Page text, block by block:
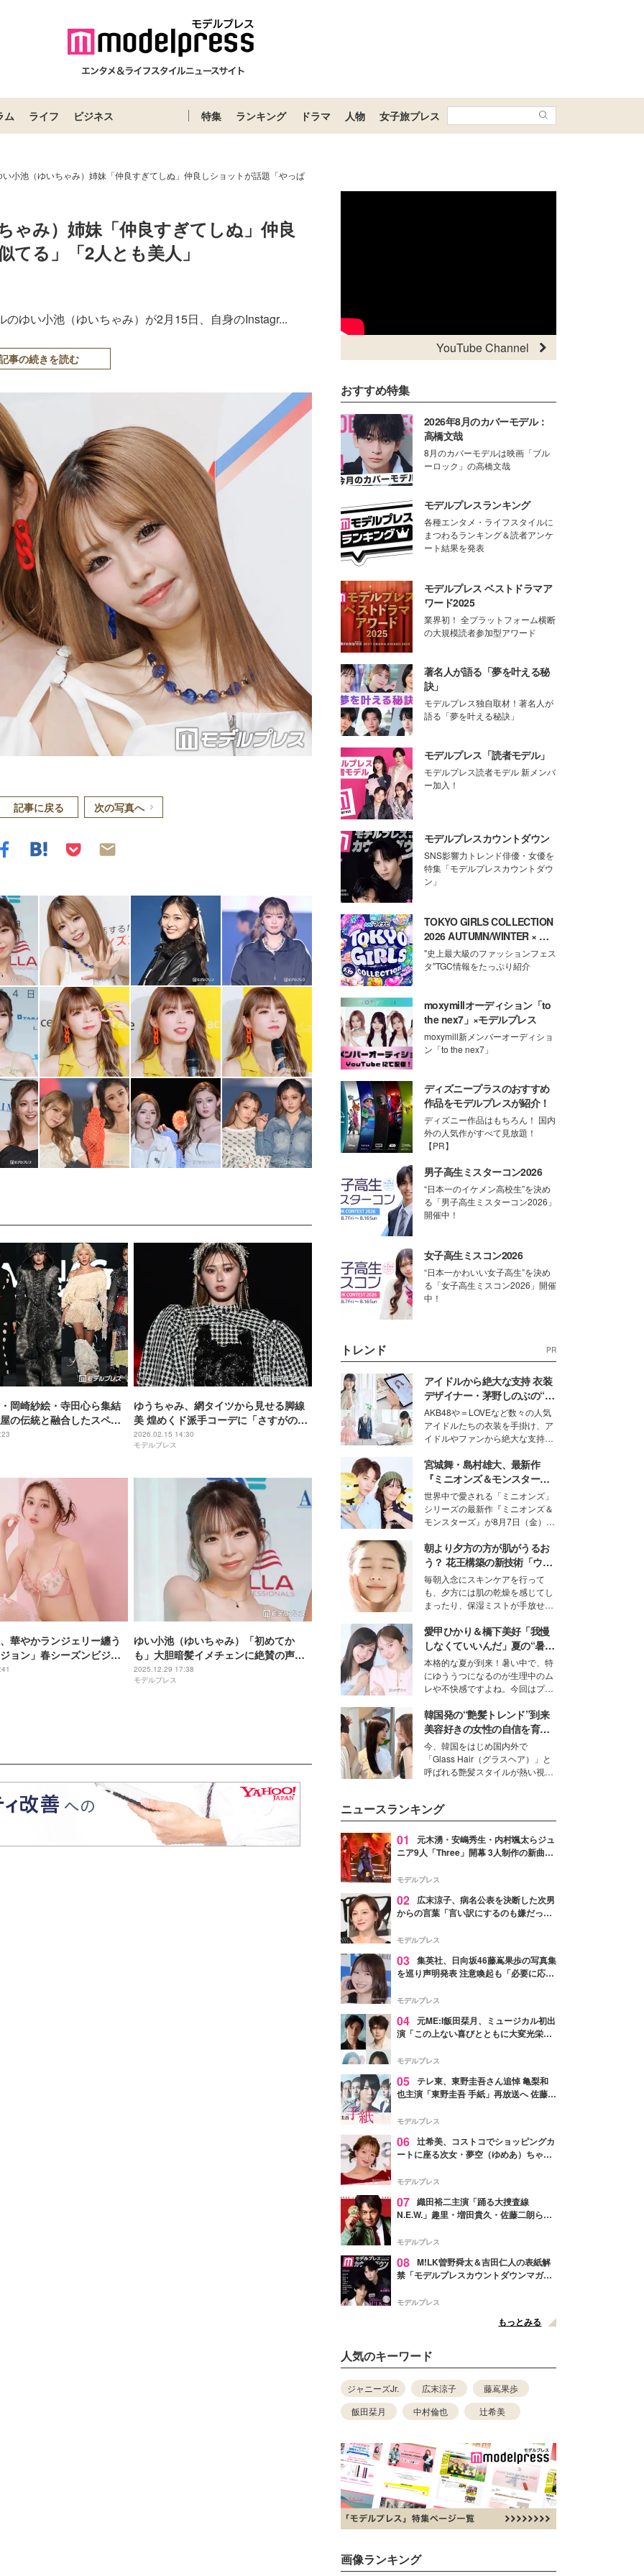
ム ライフ ビジネス 特集 ランキング ドラマ 人物 女子旅プレス
小池（ゆいちゃみ）姉妹「仲良すぎてしぬ」仲良しショットが話題「やっぱ
ゃみ）姉妹「仲良すぎてしぬ」仲良
る」「2人とも美人」
ゆい小池（ゆいちゃみ）が2月15日、自身のInstagr...
事の続きを読む
記事に戻る 次の写真へ
岡崎紗絵・寺田心ら集結
の伝統と融合したスペシ
露目【TGC in あいち・な
ゆうちゃみ、網タイツから見せる脚線
美 煌めくド派手コーデに「さすがの着
こなし」「スタイル良すぎ」の声
【TGCあいち・なごや2026】
2026.02.15 14:30
モデルプレス
華やかランジェリー纏う
ョン」春シーズンビジュ
ゆい小池（ゆいちゃみ）「初めてか
も」大胆暗髪イメチェンに絶賛の声
「別人級に可愛い」「レアすぎる」
2025.12.29 17:38
モデルプレス
YouTube Channel
おすすめ特集
2026年8月のカバーモデル：
高橋文哉
8月のカバーモデルは映画「ブル
ーロック」の高橋文哉
モデルプレスランキング
各種エンタメ・ライフスタイルに
まつわるランキング＆読者アンケ
ート結果を発表
モデルプレス ベストドラマア
ワード2025
業界初！ 全プラットフォーム横断
の大規模読者参加型アワード
著名人が語る「夢を叶える秘
訣」
モデルプレス独自取材！著名人が
語る「夢を叶える秘訣」
モデルプレス「読者モデル」
モデルプレス読者モデル 新メンバ
ー加入！
モデルプレスカウントダウン
SNS影響力トレンド俳優・女優を
特集「モデルプレスカウントダウ
ン」
TOKYO GIRLS COLLECTION
2026 AUTUMN/WINTER × モ
デルプレス
"史上最大級のファッションフェス
タ"TGC情報をたっぷり紹介
moxymillオーディション「to
the nex7」×モデルプレス
moxymill新メンバーオーディショ
ン「to the nex7」
ディズニープラスのおすすめ
作品をモデルプレスが紹介！
ディズニー作品はもちろん！ 国内
外の人気作がすべて見放題！
【PR】
男子高生ミスターコン2026
“日本一のイケメン高校生”を決め
る「男子高生ミスターコン2026」
開催中！
女子高生ミスコン2026
“日本一かわいい女子高生”を決め
る「女子高生ミスコン2026」開催
中！
トレンド PR
アイドルから絶大な支持 衣装
デザイナー・茅野しのぶの“可
愛い”を作る美学＜「シチズン
クロスシー」インタビュー＞
AKB48や＝LOVEなど数々の人気
アイドルたちの衣装を手掛け、ア
イドルやファンから絶大な支持を
取締役兼クリエイティブディレク
ター・茅野しのぶ。一人ひとりの
個性に寄り添い、魅力を引き出す
衣装作りは、多くの女性たちに勇
気と自信を与え続けている。
宮城舞・島村雄大、最新作
『ミニオンズ＆モンスター
ズ』の魅力熱弁 ハチャメチャ
だけじゃない“友情と絆”に感
動
世界中で愛される「ミニオンズ」
シリーズの最新作『ミニオンズ＆
モンスターズ』が8月7日（金）に
ニオン好き”という共通点を持つモ
デルの宮城舞と島村雄大の特別対
談をお届け！それぞれの視点か
ら、今作ならではの魅力や予想外
の感動をもたらす奥深いストーリ
ーについて熱く語り合ってもらっ
た。
朝より夕方の方が肌がうるお
う？ 花王構築の新技術「ウォ
ーターキャプチャリングスキ
ン（捕水肌）」がスキンケア
の常識を変える予感
毎朝入念にスキンケアを行って
も、夕方には肌の乾燥を感じてし
まったり、保湿ミストが手放せな
な美容の常識を大きく変える可能
性を秘めた、革新的な「Water
Capturing Skin（ウォーターキャ
プチャリングスキン：捕水肌）」
技術を、花王が構築した。
愛甲ひかり＆橋下美好「我慢
しなくていいんだ」夏の“暑さ
対策”の新しい選択肢とは？
本格的な夏が到来！暑い中で、特
にゆううつになるのが生理中のム
レや不快感ですよね。今回はプラ
モデル・愛甲ひかりさんと橋下美
好さんを迎えて本音で女子会トー
ク。猛暑のお出かけを快適に過ご
すヒントや、2人が感動した夏の
生理の新常識にも迫りました。
韓国発の“艶髪トレンド”到来
美容好きの女性の自信を育む
「ヘアケア事情」って？
今、韓国をはじめ国内外で
「Glass Hair（グラスヘア）」と
呼ばれる艶髪スタイルが熱い視線
して、“髪そのものの美しさ”に改
めて注目する人が増えている様
子。今回は、そんな憧れの艶やか
な髪を日常で叶える、美容好きの
ます。
ニュースランキング
01
元木湧・安嶋秀生・内村颯太らジュ
ニア9人「Three」開幕 3人制作の新曲＆
進んで夢を掴みたい」【ゲネプロレポ】
モデルプレス
02
広末涼子、病名公表を決断した次男
からの言葉「言い訳にするのも嫌だっ
モデルプレス
03 集英社、日向坂46藤嶌果歩の写真集
を巡り声明発表 注意喚起も「必要に応じ
モデルプレス
04 元ME:I飯田栞月、ミュージカル初出
演「この上ない喜びとともに大変光栄」
ャスト発表
モデルプレス
05 テレ東、東野圭吾さん追悼 亀梨和
也主演「東野圭吾 手紙」再放送へ 佐藤隆
モデルプレス
06 辻希美、コストコでショッピングカ
ートに座る次女・夢空（ゆめあ）ちゃん
ぎ」「成長を感じる」の声
モデルプレス
07 織田裕二主演「踊る大捜査線
N.E.W.」趣里・増田貴久・佐藤二朗ら新
徴する“謎のキーワード”も
モデルプレス
08 M!LK曽野舜太＆吉田仁人の表紙解
禁「モデルプレスカウントダウンマガジ
モデルプレス
もっとみる
人気のキーワード
ジャニーズJr. 広末涼子
藤嶌果歩
飯田栞月
中村倫也 辻希美
画像ランキング